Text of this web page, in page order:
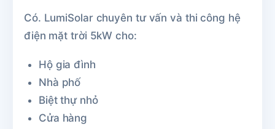
Có. LumiSolar chuyên tư vấn và thi công hệ
điện mặt trời 5kW cho:
Hộ gia đình
Nhà phố
Biệt thự nhỏ
Cửa hàng